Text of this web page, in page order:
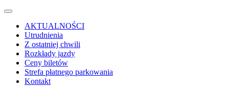
AKTUALNOŚCI
Utrudnienia
Z ostatniej chwili
Rozkłady jazdy
Ceny biletów
Strefa płatnego parkowania
Kontakt